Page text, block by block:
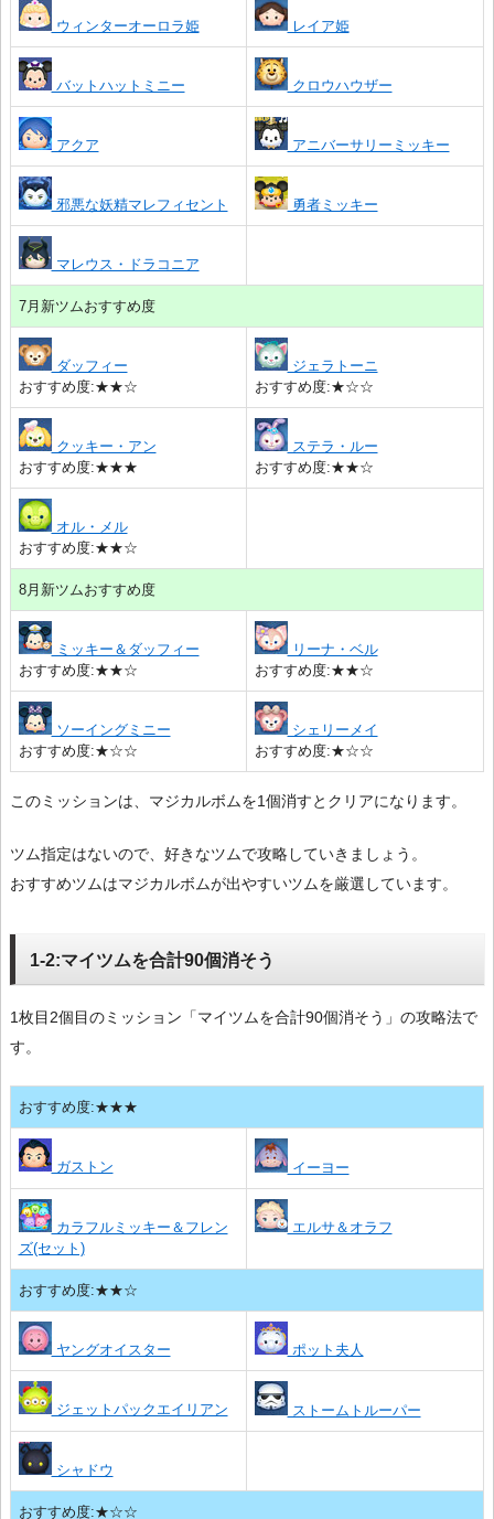
ウィンターオーロラ姫 レイア姫
バットハットミニー クロウハウザー
アクア アニバーサリーミッキー
邪悪な妖精マレフィセント 勇者ミッキー
マレウス・ドラコニア
7月新ツムおすすめ度
ダッフィー
おすすめ度:★★☆
ジェラトーニ
おすすめ度:★☆☆
クッキー・アン
おすすめ度:★★★
ステラ・ルー
おすすめ度:★★☆
オル・メル
おすすめ度:★★☆
8月新ツムおすすめ度
ミッキー＆ダッフィー
おすすめ度:★★☆
リーナ・ベル
おすすめ度:★★☆
ソーイングミニー
おすすめ度:★☆☆
シェリーメイ
おすすめ度:★☆☆
このミッションは、マジカルボムを1個消すとクリアになります。
ツム指定はないので、好きなツムで攻略していきましょう。
おすすめツムはマジカルボムが出やすいツムを厳選しています。
1-2:マイツムを合計90個消そう
1枚目2個目のミッション「マイツムを合計90個消そう」の攻略法で
す。
おすすめ度:★★★
ガストン イーヨー
カラフルミッキー＆フレン
ズ(セット)
エルサ＆オラフ
おすすめ度:★★☆
ヤングオイスター ポット夫人
ジェットパックエイリアン ストームトルーパー
シャドウ
おすすめ度:★☆☆